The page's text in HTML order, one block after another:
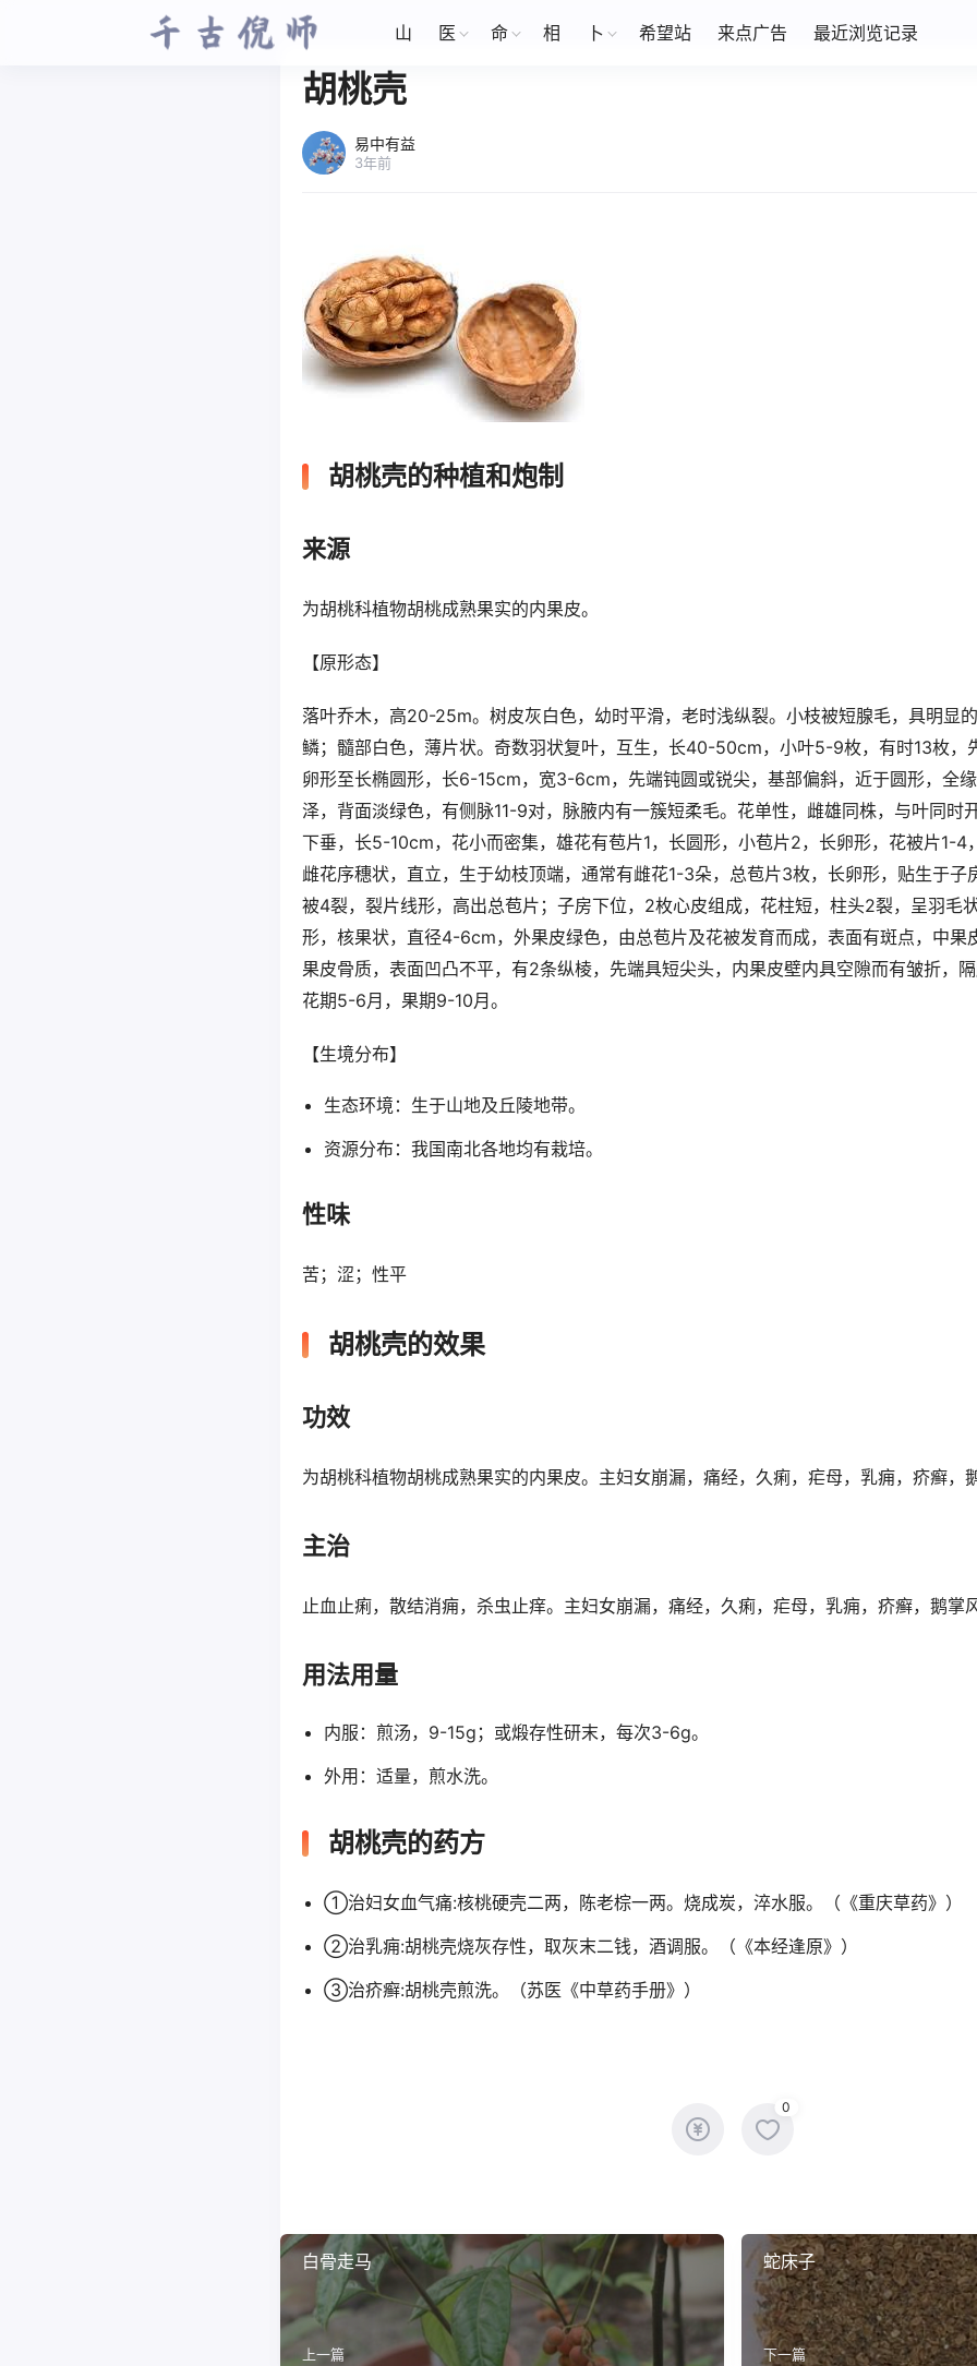
山 医 命 相 卜 希望站 来点广告 最近浏览记录
胡桃壳
易中有益
3年前
胡桃壳的种植和炮制
来源
为胡桃科植物胡桃成熟果实的内果皮。
【原形态】
落叶乔木，高20-25m。树皮灰白色，幼时平滑，老时浅纵裂。小枝被短腺毛，具明显
鳞；髓部白色，薄片状。奇数羽状复叶，互生，长40-50cm，小叶5-9枚，有时13枚，
卵形至长椭圆形，长6-15cm，宽3-6cm，先端钝圆或锐尖，基部偏斜，近于圆形，全
泽，背面淡绿色，有侧脉11-9对，脉腋内有一簇短柔毛。花单性，雌雄同株，与叶同时
下垂，长5-10cm，花小而密集，雄花有苞片1，长圆形，小苞片2，长卵形，花被片1-4
雌花序穗状，直立，生于幼枝顶端，通常有雌花1-3朵，总苞片3枚，长卵形，贴生于子
被4裂，裂片线形，高出总苞片；子房下位，2枚心皮组成，花柱短，柱头2裂，呈羽毛
形，核果状，直径4-6cm，外果皮绿色，由总苞片及花被发育而成，表面有斑点，中果
果皮骨质，表面凹凸不平，有2条纵棱，先端具短尖头，内果皮壁内具空隙而有皱折，隔
花期5-6月，果期9-10月。
【生境分布】
生态环境：生于山地及丘陵地带。
资源分布：我国南北各地均有栽培。
性味
苦；涩；性平
胡桃壳的效果
功效
为胡桃科植物胡桃成熟果实的内果皮。主妇女崩漏，痛经，久痢，疟母，乳痈，疥癣，鹅
主治
止血止痢，散结消痈，杀虫止痒。主妇女崩漏，痛经，久痢，疟母，乳痈，疥癣，鹅掌风
用法用量
内服：煎汤，9-15g；或煅存性研末，每次3-6g。
外用：适量，煎水洗。
胡桃壳的药方
①治妇女血气痛:核桃硬壳二两，陈老棕一两。烧成炭，淬水服。（《重庆草药》）
②治乳痈:胡桃壳烧灰存性，取灰末二钱，酒调服。（《本经逢原》）
③治疥癣:胡桃壳煎洗。（苏医《中草药手册》）
0
白骨走马
上一篇
蛇床子
下一篇